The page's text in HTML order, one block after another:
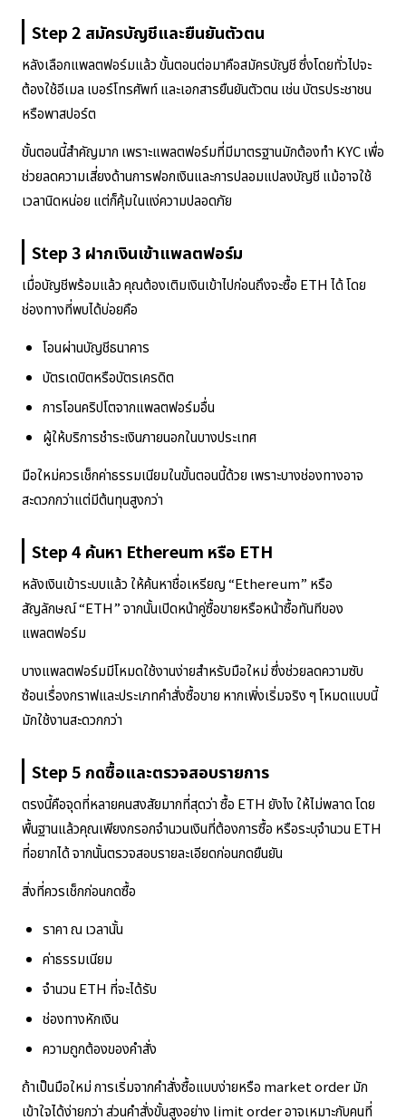
Step 2 สมัครบัญชีและยืนยันตัวตน
หลังเลือกแพลตฟอร์มแล้ว ขั้นตอนต่อมาคือสมัครบัญชี ซึ่งโดยทั่วไปจะ
ต้องใช้อีเมล เบอร์โทรศัพท์ และเอกสารยืนยันตัวตน เช่น บัตรประชาชน
หรือพาสปอร์ต
ขั้นตอนนี้สำคัญมาก เพราะแพลตฟอร์มที่มีมาตรฐานมักต้องทำ KYC เพื่อ
ช่วยลดความเสี่ยงด้านการฟอกเงินและการปลอมแปลงบัญชี แม้อาจใช้
เวลานิดหน่อย แต่ก็คุ้มในแง่ความปลอดภัย
Step 3 ฝากเงินเข้าแพลตฟอร์ม
เมื่อบัญชีพร้อมแล้ว คุณต้องเติมเงินเข้าไปก่อนถึงจะซื้อ ETH ได้ โดย
ช่องทางที่พบได้บ่อยคือ
โอนผ่านบัญชีธนาคาร
บัตรเดบิตหรือบัตรเครดิต
การโอนคริปโตจากแพลตฟอร์มอื่น
ผู้ให้บริการชำระเงินภายนอกในบางประเทศ
มือใหม่ควรเช็กค่าธรรมเนียมในขั้นตอนนี้ด้วย เพราะบางช่องทางอาจ
สะดวกกว่าแต่มีต้นทุนสูงกว่า
Step 4 ค้นหา Ethereum หรือ ETH
หลังเงินเข้าระบบแล้ว ให้ค้นหาชื่อเหรียญ “Ethereum” หรือ
สัญลักษณ์ “ETH” จากนั้นเปิดหน้าคู่ซื้อขายหรือหน้าซื้อทันทีของ
แพลตฟอร์ม
บางแพลตฟอร์มมีโหมดใช้งานง่ายสำหรับมือใหม่ ซึ่งช่วยลดความซับ
ซ้อนเรื่องกราฟและประเภทคำสั่งซื้อขาย หากเพิ่งเริ่มจริง ๆ โหมดแบบนี้
มักใช้งานสะดวกกว่า
Step 5 กดซื้อและตรวจสอบรายการ
ตรงนี้คือจุดที่หลายคนสงสัยมากที่สุดว่า ซื้อ ETH ยังไง ให้ไม่พลาด โดย
พื้นฐานแล้วคุณเพียงกรอกจำนวนเงินที่ต้องการซื้อ หรือระบุจำนวน ETH
ที่อยากได้ จากนั้นตรวจสอบรายละเอียดก่อนกดยืนยัน
สิ่งที่ควรเช็กก่อนกดซื้อ
ราคา ณ เวลานั้น
ค่าธรรมเนียม
จำนวน ETH ที่จะได้รับ
ช่องทางหักเงิน
ความถูกต้องของคำสั่ง
ถ้าเป็นมือใหม่ การเริ่มจากคำสั่งซื้อแบบง่ายหรือ market order มัก
เข้าใจได้ง่ายกว่า ส่วนคำสั่งขั้นสูงอย่าง limit order อาจเหมาะกับคนที่